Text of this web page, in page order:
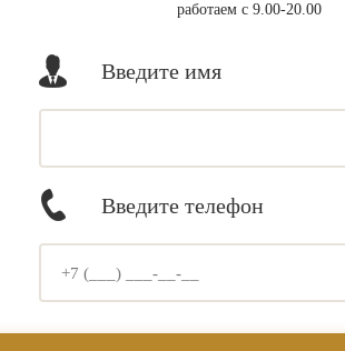
работаем с 9.00-20.00
Введите имя
Введите телефон